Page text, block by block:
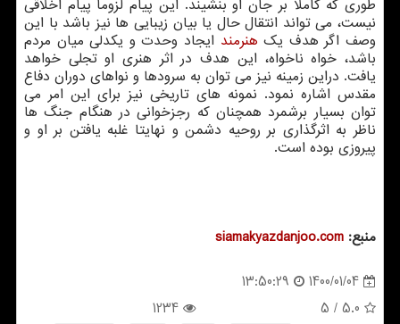
طوری که کاملا بر جان او بنشیند. این پیام لزوما پیام اخلاقی
نیست، می تواند انتقال حال یا بیان زیبایی ها نیز باشد با این
وصف اگر هدف یک هنرمند ایجاد وحدت و یکدلی میان مردم
باشد، خواه ناخواه، این هدف در اثر هنری او تجلی خواهد
یافت. دراین زمینه نیز می توان به سرودها و نواهای دوران دفاع
مقدس اشاره نمود. نمونه های تاریخی نیز برای این امر می
توان بسیار برشمرد همچنان که رجزخوانی در هنگام جنگ ها
ناظر به اثرگذاری بر روحیه دشمن و نهایتا غلبه یافتن بر او و
پیروزی بوده است.
منبع: siamakyazdanjoo.com
1400/01/04
13:50:29
5.0
/ 5
1234